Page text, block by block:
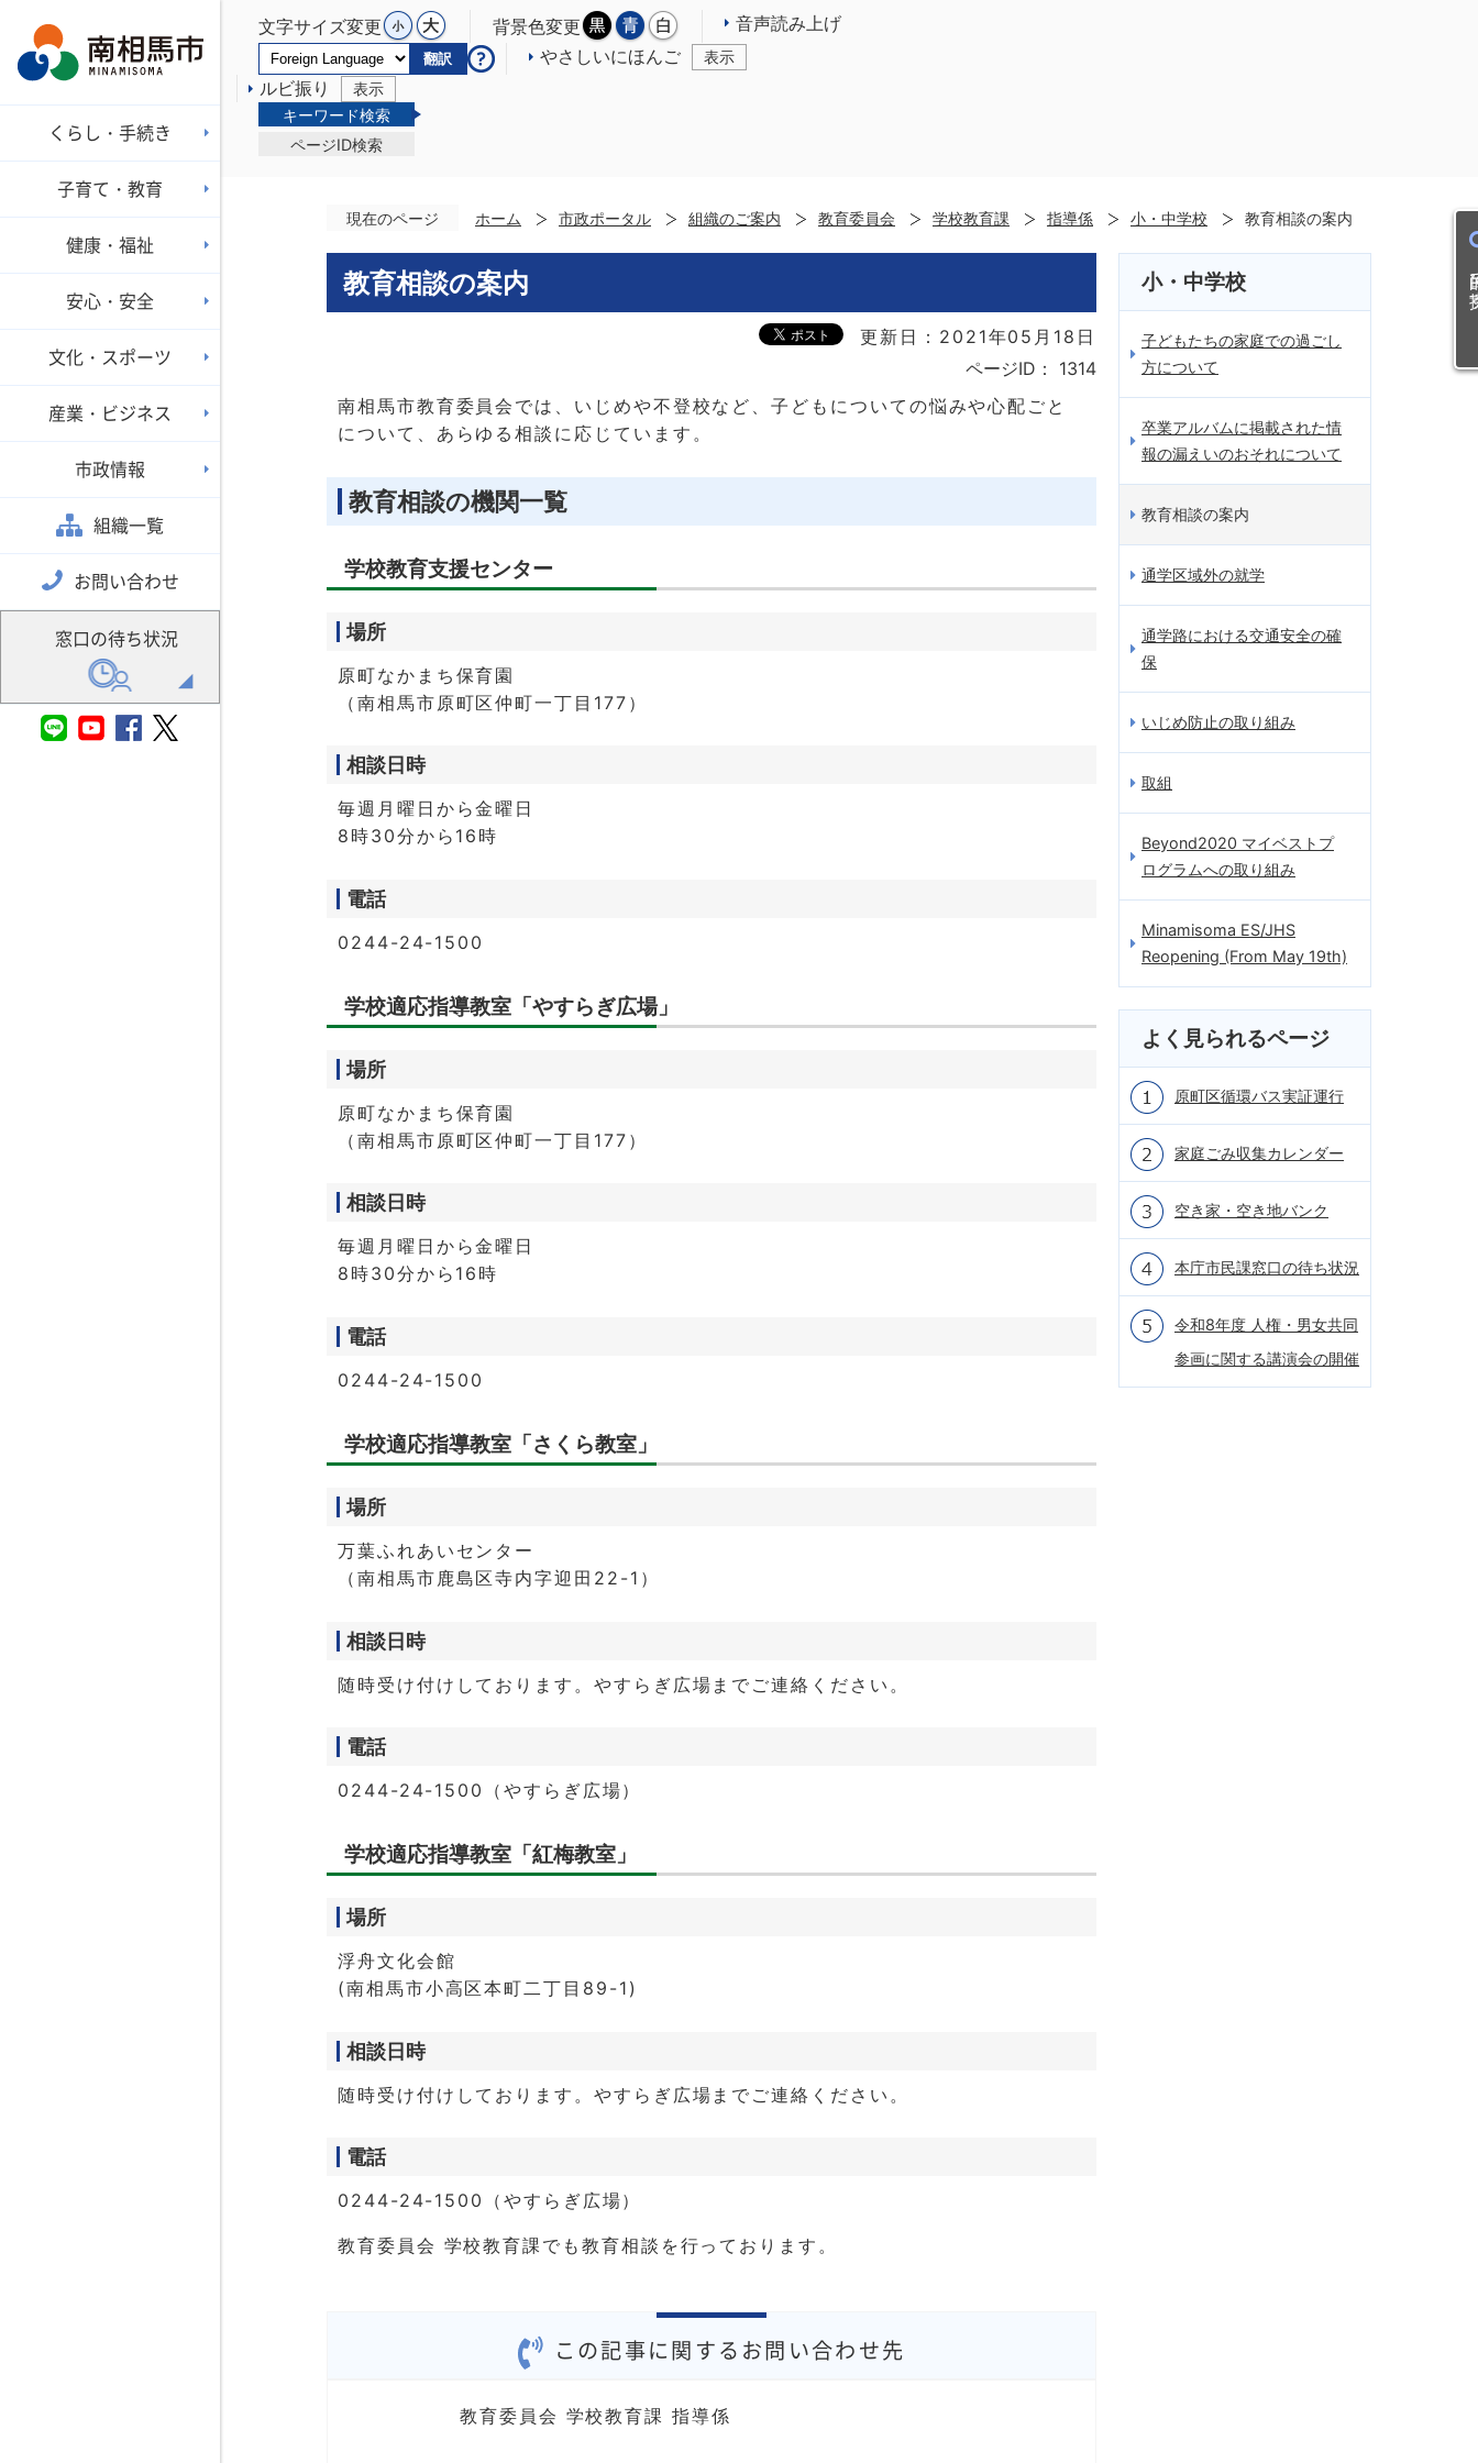
文字サイズ変更 背景色変更 音声読み上げ
翻訳 やさしいにほんご 表示
ルビ振り
表示
キーワード検索
ページID検索
くらし・手続き
子育て・教育
健康・福祉
安心・安全
文化・スポーツ
産業・ビジネス
市政情報
組織一覧
お問い合わせ
窓口の待ち状況
目
現在のページ ホーム 市政ポータル 組織のご案内 教育委員会 学校教育課 指導係 小・中学校 教育相談の案内
教育相談の案内
更新日：2021年05月18日
ページID：
1314
南相馬市教育委員会では、いじめや不登校など、子どもについての悩みや心配ごと
について、あらゆる相談に応じています。
教育相談の機関一覧
学校教育支援センター
場所
原町なかまち保育園
（南相馬市原町区仲町一丁目177）
相談日時
毎週月曜日から金曜日
8時30分から16時
電話
0244-24-1500
学校適応指導教室「やすらぎ広場」
場所
原町なかまち保育園
（南相馬市原町区仲町一丁目177）
相談日時
毎週月曜日から金曜日
8時30分から16時
電話
0244-24-1500
学校適応指導教室「さくら教室」
場所
万葉ふれあいセンター
（南相馬市鹿島区寺内字迎田22-1）
相談日時
随時受け付けしております。やすらぎ広場までご連絡ください。
電話
0244-24-1500（やすらぎ広場）
学校適応指導教室「紅梅教室」
場所
浮舟文化会館
(南相馬市小高区本町二丁目89-1)
相談日時
随時受け付けしております。やすらぎ広場までご連絡ください。
電話
0244-24-1500（やすらぎ広場）
教育委員会 学校教育課でも教育相談を行っております。
この記事に関するお問い合わせ先
教育委員会 学校教育課 指導係
小・中学校
子どもたちの家庭での過ごし
方について
卒業アルバムに掲載された情
報の漏えいのおそれについて
教育相談の案内
通学区域外の就学
通学路における交通安全の確
保
いじめ防止の取り組み
取組
Beyond2020 マイベストプ
ログラムへの取り組み
Minamisoma ES/JHS
Reopening (From May 19th)
よく見られるページ
原町区循環バス実証運行
家庭ごみ収集カレンダー
空き家・空き地バンク
本庁市民課窓口の待ち状況
令和8年度 人権・男女共同
参画に関する講演会の開催